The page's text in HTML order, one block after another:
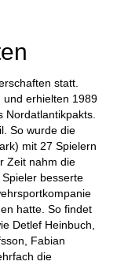
statt.
und erhielten 1989
Nordatlantikpakts.
So wurde die
mit 27 Spielern
Zeit nahm die
besserte
hatte. So findet
Detlef Heinbuch,
Fabian
die